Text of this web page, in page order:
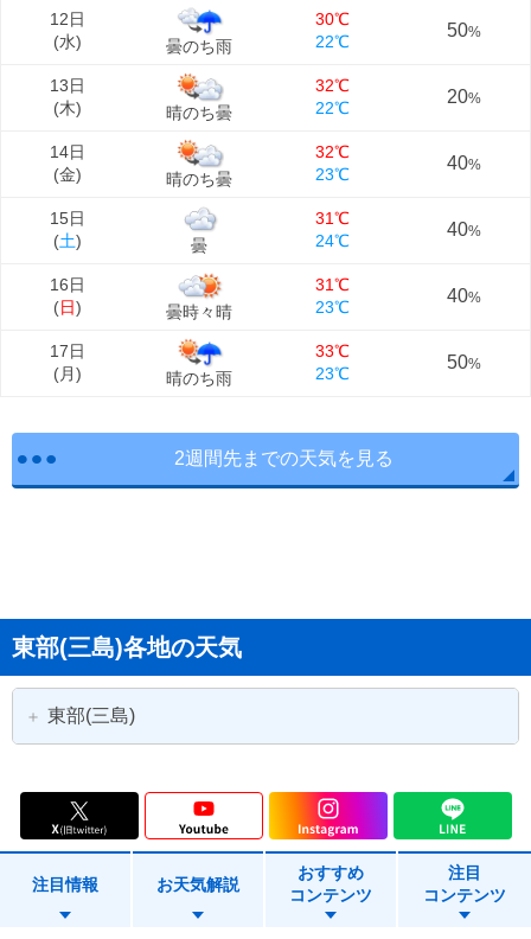
12日
(水) 曇のち雨
30℃
22℃
50%
13日
(木) 晴のち曇
32℃
22℃
20%
14日
(金) 晴のち曇
32℃
23℃
40%
15日
(土) 曇
31℃
24℃
40%
16日
(日) 曇時々晴
31℃
23℃
40%
17日
(月) 晴のち雨
33℃
23℃
50%
2週間先までの天気を見る
東部(三島)各地の天気
東部(三島)
富士宮市 富士市
御殿場市 裾野市
注目情報 お天気解説
おすすめ
コンテンツ
注目
コンテンツ